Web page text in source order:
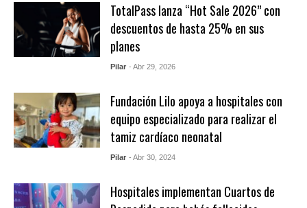
TotalPass lanza “Hot Sale 2026” con
descuentos de hasta 25% en sus
planes
Pilar - Abr 29, 2026
Fundación Lilo apoya a hospitales con
equipo especializado para realizar el
tamiz cardíaco neonatal
Pilar - Abr 30, 2024
Hospitales implementan Cuartos de